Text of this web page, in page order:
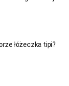
łóżeczka tipi?